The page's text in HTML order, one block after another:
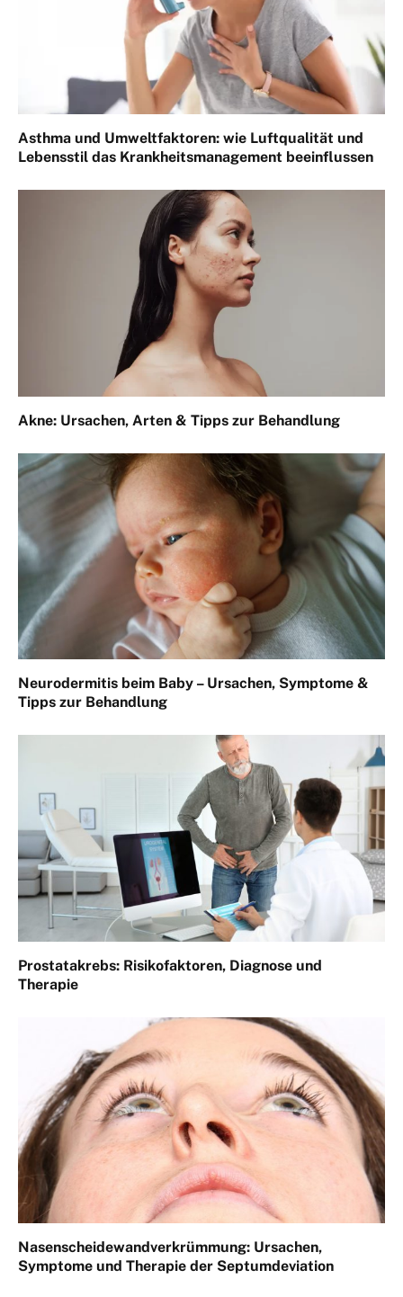
Asthma und Umweltfaktoren: wie Luftqualität und
Lebensstil das Krankheitsmanagement beeinflussen
Akne: Ursachen, Arten & Tipps zur Behandlung
Neurodermitis beim Baby – Ursachen, Symptome &
Tipps zur Behandlung
Prostatakrebs: Risikofaktoren, Diagnose und
Therapie
Nasenscheidewandverkrümmung: Ursachen,
Symptome und Therapie der Septumdeviation